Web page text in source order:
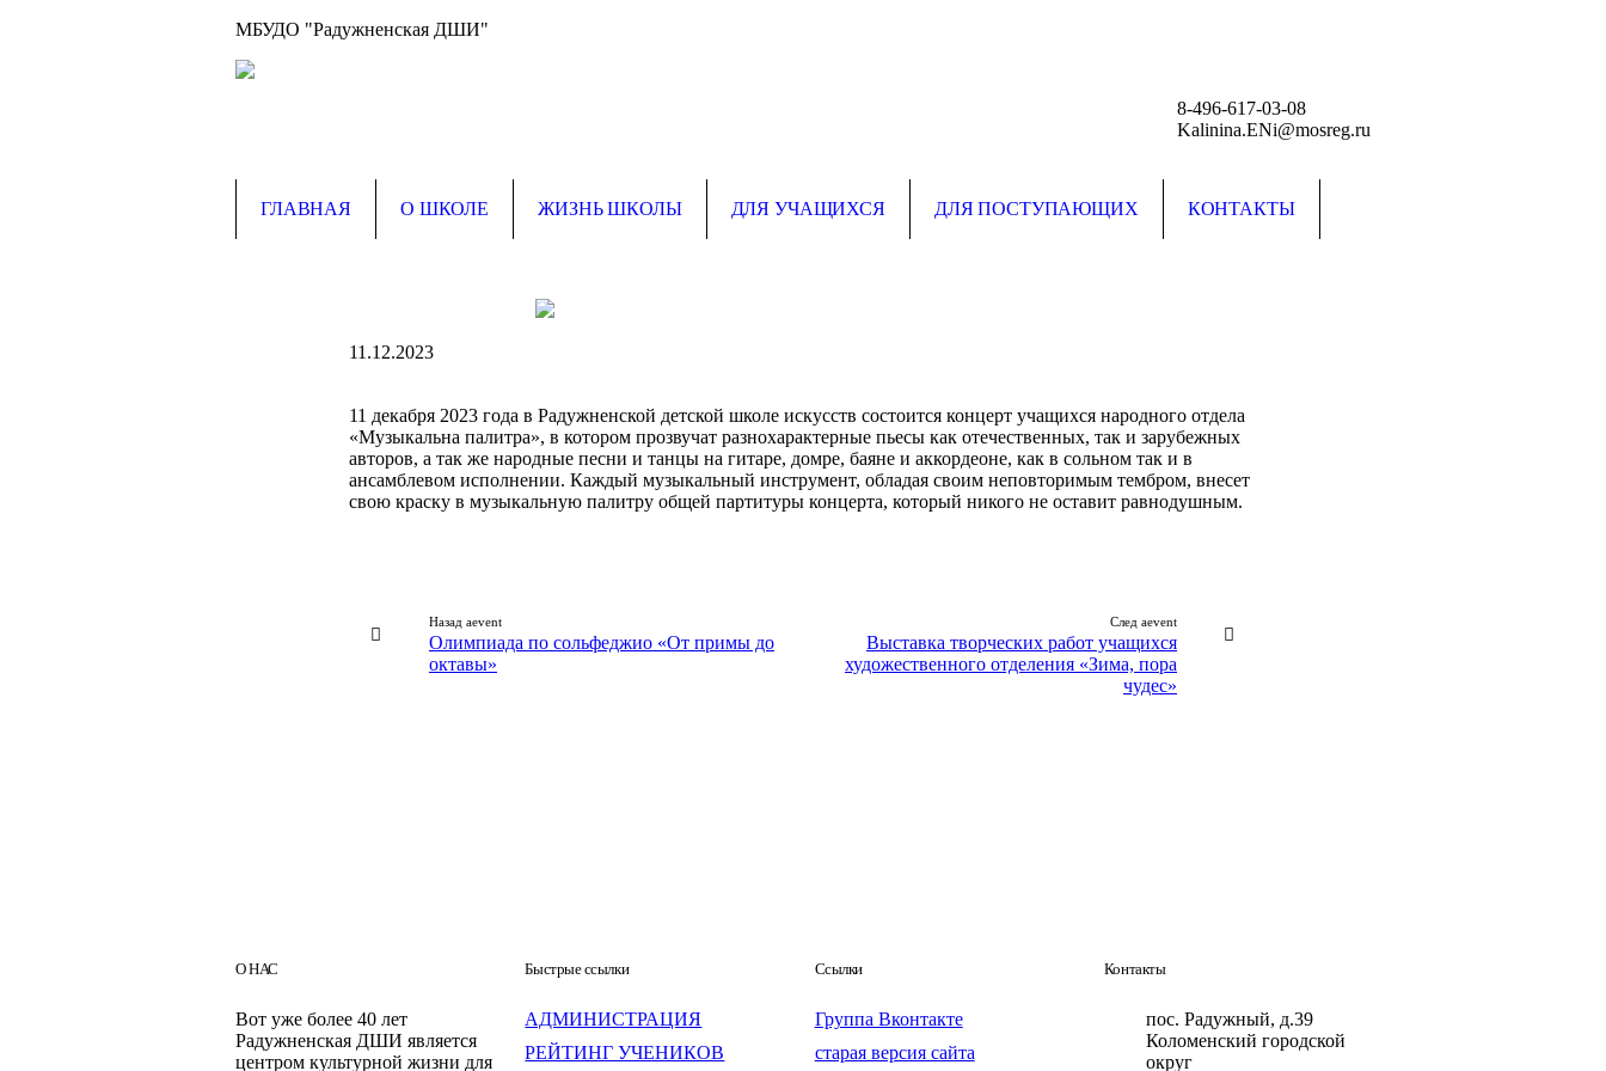
МБУДО "Радужненская ДШИ"
8-496-617-03-08
Kalinina.ENi@mosreg.ru
ГЛАВНАЯ О ШКОЛЕ ЖИЗНЬ ШКОЛЫ ДЛЯ УЧАЩИХСЯ ДЛЯ ПОСТУПАЮЩИХ КОНТАКТЫ
11.12.2023
11 декабря 2023 года в Радужненской детской школе искусств состоится концерт учащихся народного отдела
«Музыкальна палитра», в котором прозвучат разнохарактерные пьесы как отечественных, так и зарубежных
авторов, а так же народные песни и танцы на гитаре, домре, баяне и аккордеоне, как в сольном так и в
ансамблевом исполнении. Каждый музыкальный инструмент, обладая своим неповторимым тембром, внесет
свою краску в музыкальную палитру общей партитуры концерта, который никого не оставит равнодушным.
Назад aevent
Олимпиада по сольфеджио «От примы до
октавы»
След aevent
Выставка творческих работ учащихся
художественного отделения «Зима, пора
чудес»
О НАС
Вот уже более 40 лет
Радужненская ДШИ является
центром культурной жизни для
Быстрые ссылки
АДМИНИСТРАЦИЯ
РЕЙТИНГ УЧЕНИКОВ
Ссылки
Группа Вконтакте
старая версия сайта
Контакты
пос. Радужный, д.39
Коломенский городской
округ